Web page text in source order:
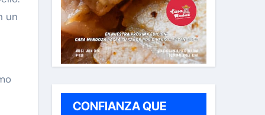
un
CONFIANZA QUE